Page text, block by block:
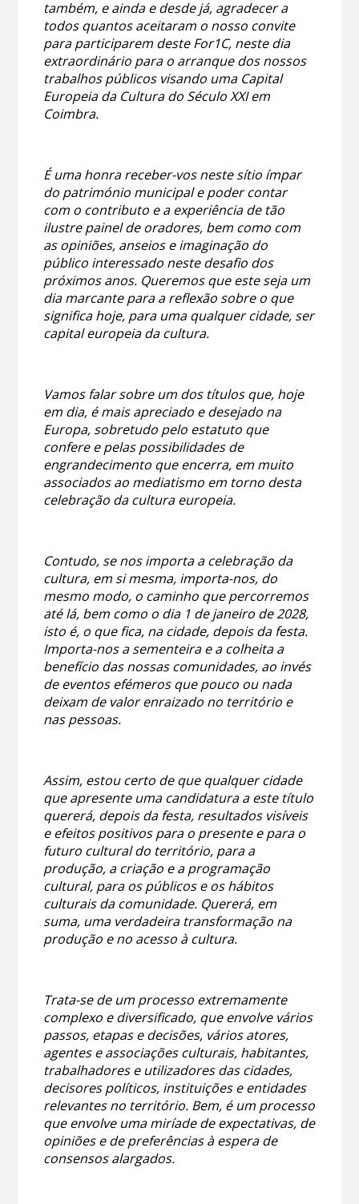
também, e ainda e desde já, agradecer a
todos quantos aceitaram o nosso convite
para participarem deste For1C, neste dia
extraordinário para o arranque dos nossos
trabalhos públicos visando uma Capital
Europeia da Cultura do Século XXI em
Coimbra.
É uma honra receber-vos neste sítio ímpar
do património municipal e poder contar
com o contributo e a experiência de tão
ilustre painel de oradores, bem como com
as opiniões, anseios e imaginação do
público interessado neste desafio dos
próximos anos. Queremos que este seja um
dia marcante para a reflexão sobre o que
significa hoje, para uma qualquer cidade, ser
capital europeia da cultura.
Vamos falar sobre um dos títulos que, hoje
em dia, é mais apreciado e desejado na
Europa, sobretudo pelo estatuto que
confere e pelas possibilidades de
engrandecimento que encerra, em muito
associados ao mediatismo em torno desta
celebração da cultura europeia.
Contudo, se nos importa a celebração da
cultura, em si mesma, importa-nos, do
mesmo modo, o caminho que percorremos
até lá, bem como o dia 1 de janeiro de 2028,
isto é, o que fica, na cidade, depois da festa.
Importa-nos a sementeira e a colheita a
benefício das nossas comunidades, ao invés
de eventos efémeros que pouco ou nada
deixam de valor enraizado no território e
nas pessoas.
Assim, estou certo de que qualquer cidade
que apresente uma candidatura a este título
quererá, depois da festa, resultados visíveis
e efeitos positivos para o presente e para o
futuro cultural do território, para a
produção, a criação e a programação
cultural, para os públicos e os hábitos
culturais da comunidade. Quererá, em
suma, uma verdadeira transformação na
produção e no acesso à cultura.
Trata-se de um processo extremamente
complexo e diversificado, que envolve vários
passos, etapas e decisões, vários atores,
agentes e associações culturais, habitantes,
trabalhadores e utilizadores das cidades,
decisores políticos, instituições e entidades
relevantes no território. Bem, é um processo
que envolve uma miríade de expectativas, de
opiniões e de preferências à espera de
consensos alargados.